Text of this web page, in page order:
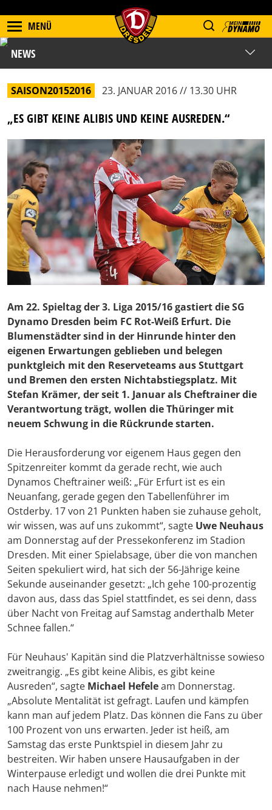
MENÜ
NEWS
SAISON20152016 23. JANUAR 2016 // 13.30 UHR
„ES GIBT KEINE ALIBIS UND KEINE AUSREDEN.“
Am 22. Spieltag der 3. Liga 2015/16 gastiert die SG
Dynamo Dresden beim FC Rot-Weiß Erfurt. Die
Blumenstädter sind in der Hinrunde hinter den
eigenen Erwartungen geblieben und belegen
punktgleich mit den Reserveteams aus Stuttgart
und Bremen den ersten Nichtabstiegsplatz. Mit
Stefan Krämer, der seit 1. Januar als Cheftrainer die
Verantwortung trägt, wollen die Thüringer mit
neuem Schwung in die Rückrunde starten.
Die Herausforderung vor eigenem Haus gegen den
Spitzenreiter kommt da gerade recht, wie auch
Dynamos Cheftrainer weiß: „Für Erfurt ist es ein
Neuanfang, gerade gegen den Tabellenführer im
Ostderby. 17 von 21 Punkten haben sie zuhause geholt,
wir wissen, was auf uns zukommt“, sagte Uwe Neuhaus
am Donnerstag auf der Pressekonferenz im Stadion
Dresden. Mit einer Spielabsage, über die von manchen
Seiten spekuliert wird, hat sich der 56-Jährige keine
Sekunde auseinander gesetzt: „Ich gehe 100-prozentig
davon aus, dass das Spiel stattfindet, es sei denn, dass
über Nacht von Freitag auf Samstag anderthalb Meter
Schnee fallen.“
Für Neuhaus' Kapitän sind die Platzverhältnisse sowieso
zweitrangig. „Es gibt keine Alibis, es gibt keine
Ausreden“, sagte Michael Hefeleam Donnerstag.
„Absolute Mentalität ist gefragt. Laufen und kämpfen
kann man auf jedem Platz. Das können die Fans zu über
100 Prozent von uns erwarten. Jeder ist heiß, am
Samstag das erste Punktspiel in diesem Jahr zu
bestreiten. Wir haben unsere Hausaufgaben in der
Winterpause erledigt und wollen die drei Punkte mit
nach Hause nehmen!“